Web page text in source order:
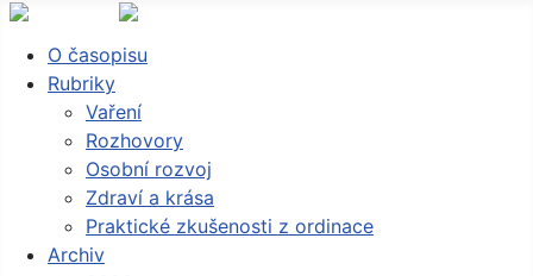
O časopisu
Rubriky
Vaření
Rozhovory
Osobní rozvoj
Zdraví a krása
Praktické zkušenosti z ordinace
Archiv